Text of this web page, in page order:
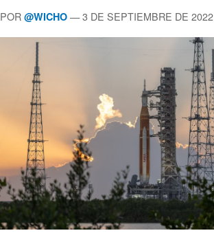
POR @WICHO — 3 DE SEPTIEMBRE DE 2022